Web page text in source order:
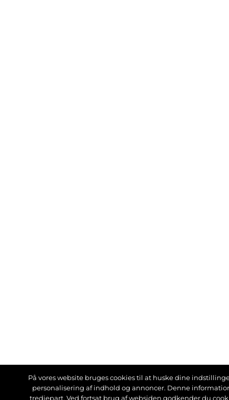
På vores website bruges cookies til at huske dine
personalisering af indhold og annoncer. Denne
tredjepart. Ved fortsat brug af websiden godkender du